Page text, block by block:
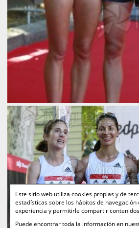
Este sitio web utiliza cookies propias y de
estadísticas sobre los hábitos de
experiencia y permitirle compartir
Puede encontrar toda la información en